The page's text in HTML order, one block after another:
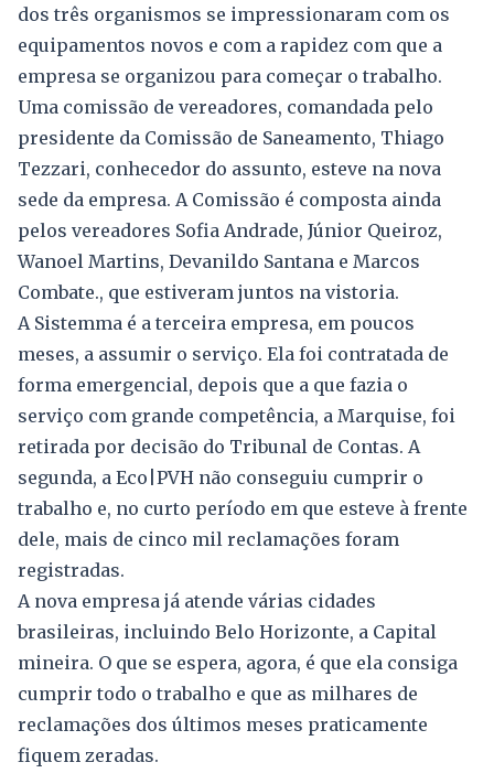
dos três organismos se impressionaram com os
equipamentos novos e com a rapidez com que a
empresa se organizou para começar o trabalho.
Uma comissão de vereadores, comandada pelo
presidente da Comissão de Saneamento, Thiago
Tezzari, conhecedor do assunto, esteve na nova
sede da empresa. A Comissão é composta ainda
pelos vereadores Sofia Andrade, Júnior Queiroz,
Wanoel Martins, Devanildo Santana e Marcos
Combate., que estiveram juntos na vistoria.
A Sistemma é a terceira empresa, em poucos
meses, a assumir o serviço. Ela foi contratada de
forma emergencial, depois que a que fazia o
serviço com grande competência, a Marquise, foi
retirada por decisão do Tribunal de Contas. A
segunda, a Eco|PVH não conseguiu cumprir o
trabalho e, no curto período em que esteve à frente
dele, mais de cinco mil reclamações foram
registradas.
A nova empresa já atende várias cidades
brasileiras, incluindo Belo Horizonte, a Capital
mineira. O que se espera, agora, é que ela consiga
cumprir todo o trabalho e que as milhares de
reclamações dos últimos meses praticamente
fiquem zeradas.